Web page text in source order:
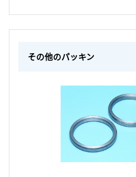
その他のパッキン